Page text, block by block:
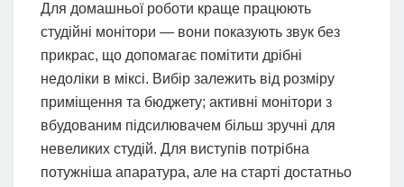
Для домашньої роботи краще працюють
студійні монітори — вони показують звук без
прикрас, що допомагає помітити дрібні
недоліки в міксі. Вибір залежить від розміру
приміщення та бюджету; активні монітори з
вбудованим підсилювачем більш зручні для
невеликих студій. Для виступів потрібна
потужніша апаратура, але на старті достатньо